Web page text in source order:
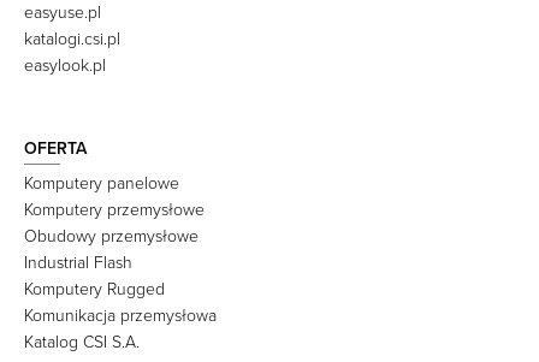
easyuse.pl
katalogi.csi.pl
easylook.pl
OFERTA
Komputery panelowe
Komputery przemysłowe
Obudowy przemysłowe
Industrial Flash
Komputery Rugged
Komunikacja przemysłowa
Katalog CSI S.A.